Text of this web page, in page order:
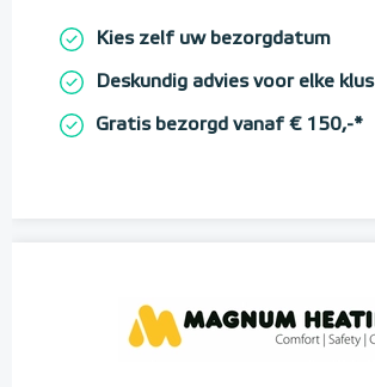
Kies zelf uw bezorgdatum
Deskundig advies voor elke klus
Gratis bezorgd vanaf € 150,-*